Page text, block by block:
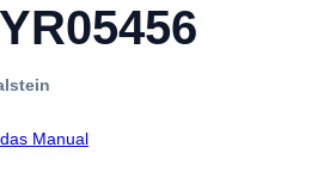
Manual